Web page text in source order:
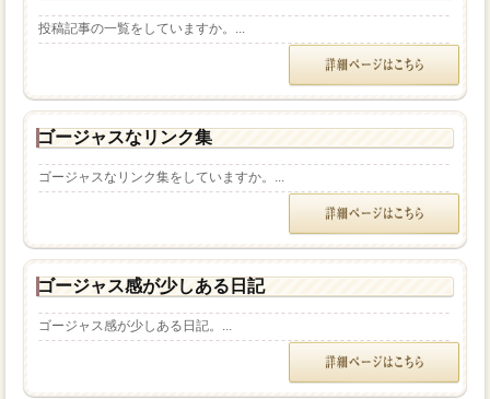
投稿記事の一覧をしていますか。...
ゴージャスなリンク集
ゴージャスなリンク集をしていますか。...
ゴージャス感が少しある日記
ゴージャス感が少しある日記。...